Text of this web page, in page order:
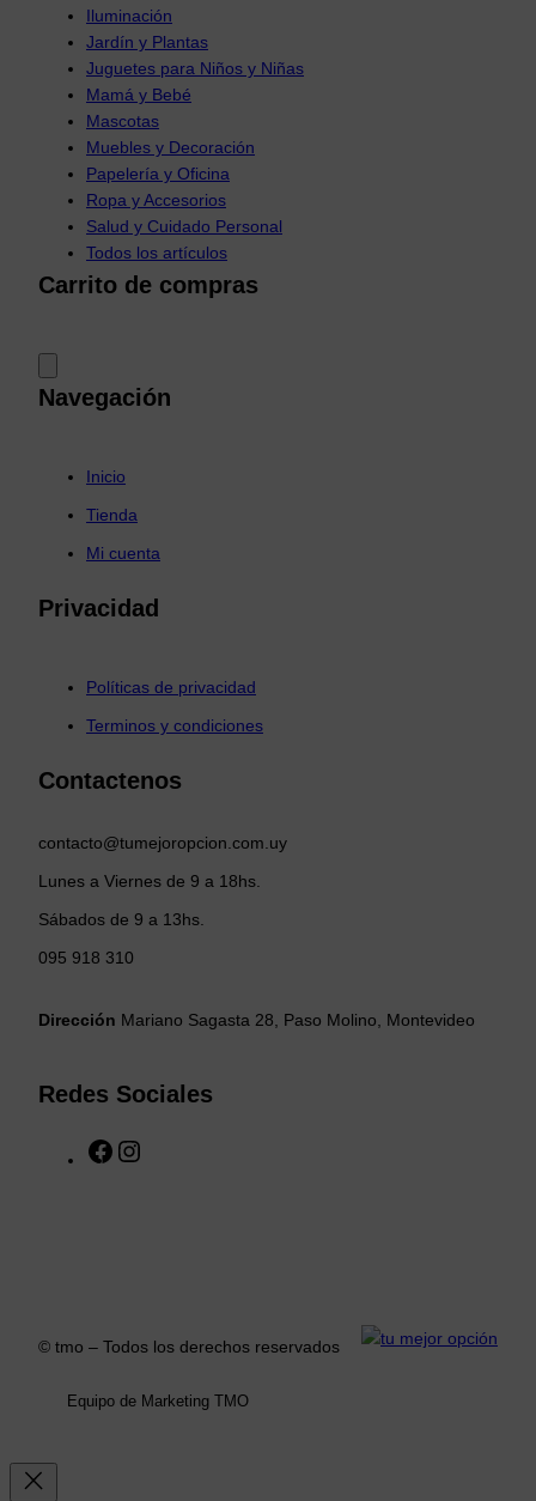
Iluminación
Jardín y Plantas
Juguetes para Niños y Niñas
Mamá y Bebé
Mascotas
Muebles y Decoración
Papelería y Oficina
Ropa y Accesorios
Salud y Cuidado Personal
Todos los artículos
Carrito de compras
Navegación
Inicio
Tienda
Mi cuenta
Privacidad
Políticas de privacidad
Terminos y condiciones
Contactenos
contacto@tumejoropcion.com.uy
Lunes a Viernes de 9 a 18hs.
Sábados de 9 a 13hs.
095 918 310
Dirección Mariano Sagasta 28, Paso Molino, Montevideo
Redes Sociales
F
© tmo – Todos los derechos reservados
Equipo de Marketing TMO